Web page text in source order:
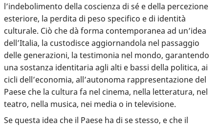
l’indebolimento della coscienza di sé e della percezione
esteriore, la perdita di peso specifico e di identità
culturale. Ciò che dà forma contemporanea ad un’idea
dell’Italia, la custodisce aggiornandola nel passaggio
delle generazioni, la testimonia nel mondo, garantendo
una sostanza identitaria agli alti e bassi della politica, ai
cicli dell’economia, all’autonoma rappresentazione del
Paese che la cultura fa nel cinema, nella letteratura, nel
teatro, nella musica, nei media o in televisione.
Se questa idea che il Paese ha di se stesso, e che il